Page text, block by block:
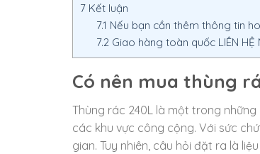
7 Kết luận
7.1 Nếu bạn cần thêm thông tin
7.2 Giao hàng toàn quốc LIÊN
Có nên mua thùng
Thùng rác 240L là một trong
các khu vực công cộng. Với sức
gian. Tuy nhiên, câu hỏi đặt ra là